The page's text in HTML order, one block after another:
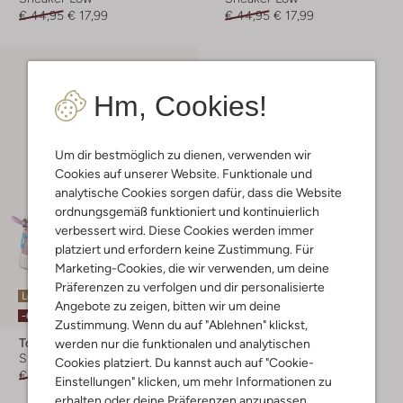
Hm, Cookies!
Um dir bestmöglich zu dienen, verwenden wir
Cookies auf unserer Website. Funktionale und
analytische Cookies sorgen dafür, dass die Website
ordnungsgemäß funktioniert und kontinuierlich
verbessert wird. Diese Cookies werden immer
platziert und erfordern keine Zustimmung. Für
Marketing-Cookies, die wir verwenden, um deine
Präferenzen zu verfolgen und dir personalisierte
Angebote zu zeigen, bitten wir um deine
Zustimmung. Wenn du auf "Ablehnen" klickst,
werden nur die funktionalen und analytischen
Cookies platziert. Du kannst auch auf "Cookie-
Einstellungen" klicken, um mehr Informationen zu
erhalten oder deine Präferenzen anzupassen.
€ 44,95 € 17,99
€ 44,95 € 17,99
Letzter Artikel
-60%
Toms
Slipper
€ 39,95
€ 15,99